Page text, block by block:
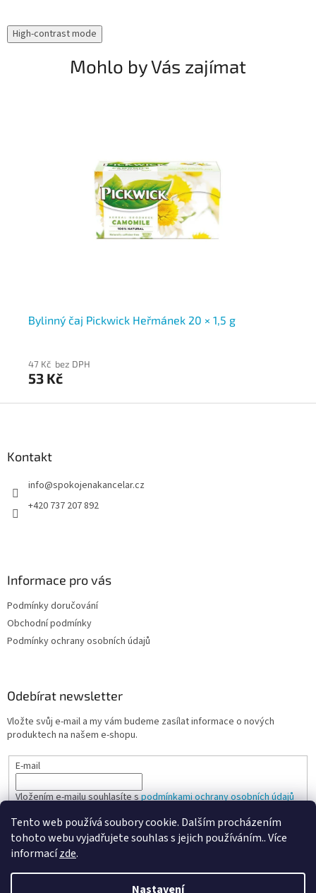
Tento web používá soubory cookie. Dalším procházením
tohoto webu vyjadřujete souhlas s jejich používáním.. Více
informacízde.
Nastavení
High-contrast mode
Mohlo by Vás zajímat
Bylinný čaj Pickwick Heřmánek 20 × 1,5 g
47 Kč bez DPH
53 Kč
Kontakt
info@spokojenakancelar.cz
+420 737 207 892
Informace pro vás
Podmínky doručování
Obchodní podmínky
Podmínky ochrany osobních údajů
Odebírat newsletter
Vložte svůj e-mail a my vám budeme zasílat informace o nových
produktech na našem e-shopu.
E-mail
Vložením e-mailu souhlasíte spodmínkami ochrany osobních údajů
PŘIHLÁSIT SE